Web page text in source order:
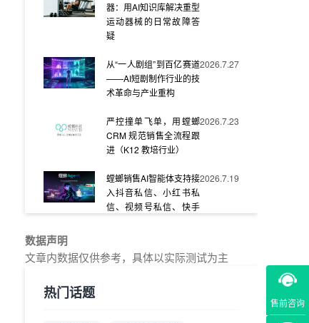
售前咨询
器：用AI知识库解决重型
运动器械的日常故障答
疑
从“一人剧组”到百亿赛道
——AI短剧制作行业的技
术革命与产业重构
2026.7.27
严控撞单飞单，用螳螂
CRM 规范销售全流程跟
进（K12 教培行业）
2026.7.23
螳螂销售AI智能体支持接
入抖音私信、小红书私
信、视频号私信、快手
2026.7.19
螳螂系统专为K12/职业
数据声明
文章内数据仅供参考，具体以实际测试为主
热门话题